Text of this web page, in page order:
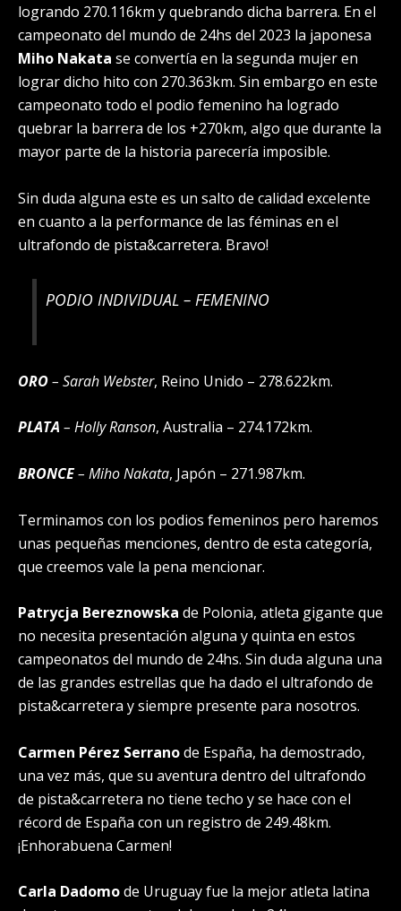
logrando 270.116km y quebrando dicha barrera. En el
campeonato del mundo de 24hs del 2023 la japonesa
Miho Nakata se convertía en la segunda mujer en
lograr dicho hito con 270.363km. Sin embargo en este
campeonato todo el podio femenino ha logrado
quebrar la barrera de los +270km, algo que durante la
mayor parte de la historia parecería imposible.
Sin duda alguna este es un salto de calidad excelente
en cuanto a la performance de las féminas en el
ultrafondo de pista&carretera. Bravo!
PODIO INDIVIDUAL – FEMENINO
ORO– Sarah Webster, Reino Unido – 278.622km.
PLATA – Holly Ranson, Australia – 274.172km.
BRONCE– Miho Nakata, Japón – 271.987km.
Terminamos con los podios femeninos pero haremos
unas pequeñas menciones, dentro de esta categoría,
que creemos vale la pena mencionar.
Patrycja Bereznowska de Polonia, atleta gigante que
no necesita presentación alguna y quinta en estos
campeonatos del mundo de 24hs. Sin duda alguna una
de las grandes estrellas que ha dado el ultrafondo de
pista&carretera y siempre presente para nosotros.
Carmen Pérez Serranode España, ha demostrado,
una vez más, que su aventura dentro del ultrafondo
de pista&carretera no tiene techo y se hace con el
récord de España con un registro de 249.48km.
¡Enhorabuena Carmen!
Carla Dadomode Uruguay fue la mejor atleta latina